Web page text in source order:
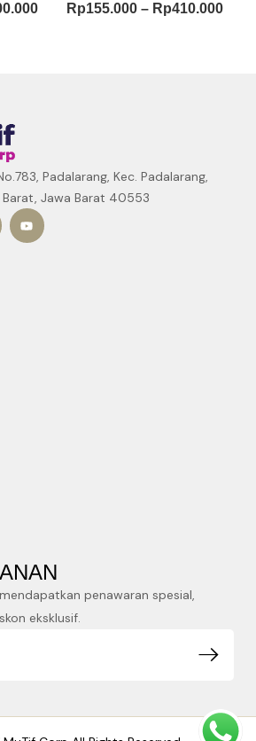
Rp155.000 – Rp410.000
Padalarang, Kec. Padalarang,
Jawa Barat 40553
penawaran spesial,
eksklusif.